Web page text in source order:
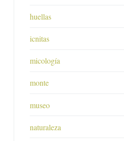
huellas
icnitas
micología
monte
museo
naturaleza